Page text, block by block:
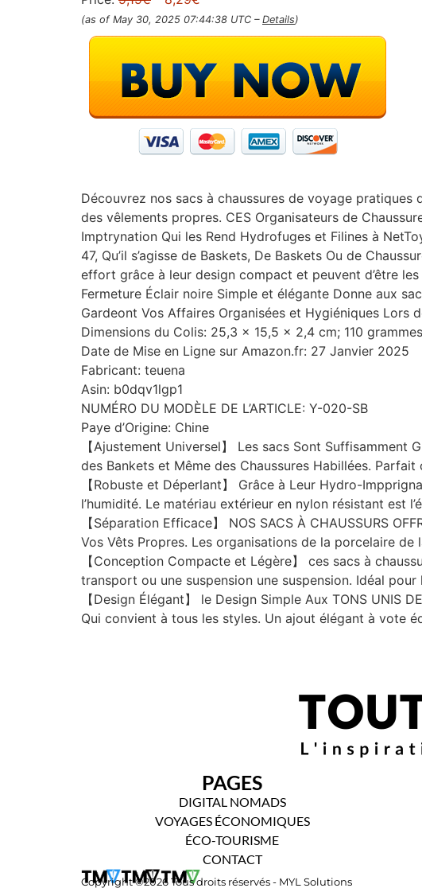
(as of May 30, 2025 07:44:38 UTC – Details)
Découvrez nos sacs à chaussures de voyage
des vêlements propres. CES Organisateurs de
Imptrynation Qui les Rend Hydrofuges et Filines à
47, Qu’il s’agisse de Baskets, De Baskets Ou de
effort grâce à leur design compact et peuvent d’être
Fermeture Éclair noire Simple et élégante Donne aux
Gardeont Vos Affaires Organisées et Hygiéniques Lors
Dimensions du Colis: 25,3 x 15,5 x 2,4 cm; 110 grammes
Date de Mise en Ligne sur Amazon.fr: 27 Janvier 2025
Fabricant: teuena
Asin: b0dqv1lgp1
NUMÉRO DU MODÈLE DE L’ARTICLE: Y-020-SB
Paye d’Origine: Chine
【Ajustement Universel】 Les sacs Sont Suffisamment
des Bankets et Même des Chaussures Habillées.
【Robuste et Déperlant】 Grâce à Leur Hydro-
l’humidité. Le matériau extérieur en nylon résistant est
【Séparation Efficace】 NOS SACS À CHAUSSURS
Vos Vêts Propres. Les organisations de la porcelaire
【Conception Compacte et Légère】 ces sacs à
transport ou une suspension une suspension. Idéal
【Design Élégant】 le Design Simple Aux TONS UNIS
Qui convient à tous les styles. Un ajout élégant à vote
PAGES
DIGITAL NOMADS
VOYAGES ÉCONOMIQUES
ÉCO-TOURISME
CONTACT
Copyright ©2026 Tous droits réservés - MYL Solutions